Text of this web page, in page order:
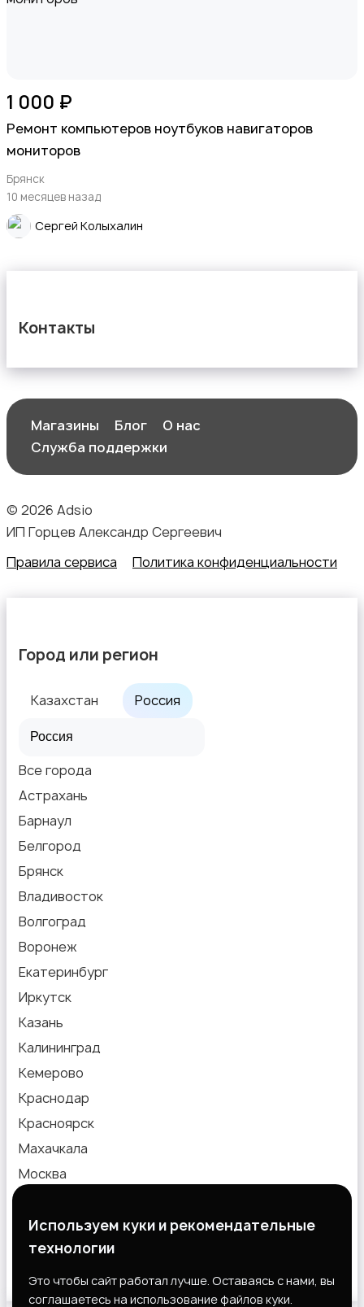
1 000 ₽
Ремонт компьютеров ноутбуков навигаторов
мониторов
Брянск
10 месяцев назад
Сергей Колыхалин
Контакты
Магазины Блог
О нас
Служба поддержки
© 2026 Adsio
ИП Горцев Александр Сергеевич
Правила сервиса
Политика конфиденциальности
Используем куки и рекомендательные
технологии
Это чтобы сайт работал лучше. Оставаясь с нами, вы
соглашаетесь на использование файлов куки.
Город или регион
Казахстан Россия
Все города
Астрахань
Барнаул
Белгород
Брянск
Владивосток
Волгоград
Воронеж
Екатеринбург
Иркутск
Казань
Калининград
Кемерово
Краснодар
Красноярск
Махачкала
Москва
Новосибирск
Омск
Пермь